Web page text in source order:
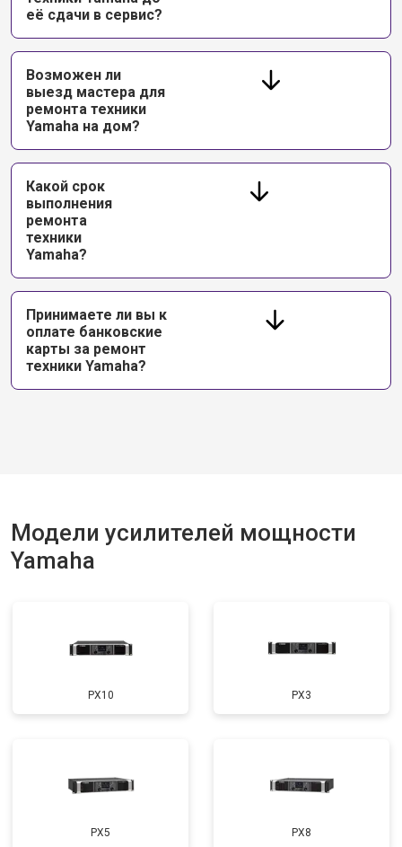
её сдачи в сервис?
Возможен ли
выезд мастера для
ремонта техники
Yamaha на дом?
Какой срок
выполнения
ремонта
техники
Yamaha?
Принимаете ли вы к
оплате банковские
карты за ремонт
техники Yamaha?
Модели усилителей мощности
Yamaha
PX10 PX3
PX5 PX8